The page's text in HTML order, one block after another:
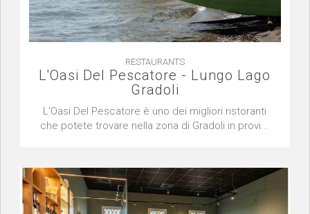
RESTAURANTS
L'Oasi Del Pescatore - Lungo Lago
Gradoli
L'Oasi Del Pescatore è uno dei migliori ristoranti
che potete trovare nella zona di Gradoli in provi...